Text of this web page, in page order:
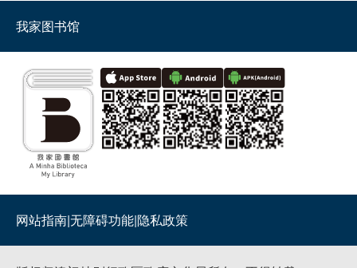
我家图书馆
网站指南|无障碍功能|隐私政策